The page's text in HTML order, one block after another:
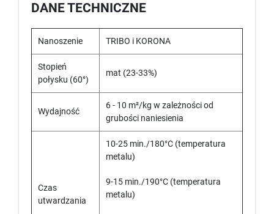
DANE TECHNICZNE
Nanoszenie TRIBO i KORONA
Stopień
połysku (60°)
mat (23-33%)
Wydajność
6 - 10 m²/kg w zależności od
grubości naniesienia
Czas
utwardzania
10-25 min./180°C (temperatura
metalu)
9-15 min./190°C (temperatura
metalu)